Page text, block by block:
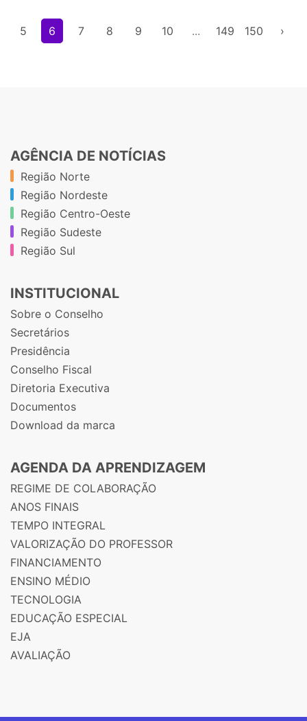
5 6 7 8 9 10 ... 149 150 ›
AGÊNCIA DE NOTÍCIAS
Região Norte
Região Nordeste
Região Centro-Oeste
Região Sudeste
Região Sul
INSTITUCIONAL
Sobre o Conselho
Secretários
Presidência
Conselho Fiscal
Diretoria Executiva
Documentos
Download da marca
AGENDA DA APRENDIZAGEM
REGIME DE COLABORAÇÃO
ANOS FINAIS
TEMPO INTEGRAL
VALORIZAÇÃO DO PROFESSOR
FINANCIAMENTO
ENSINO MÉDIO
TECNOLOGIA
EDUCAÇÃO ESPECIAL
EJA
AVALIAÇÃO